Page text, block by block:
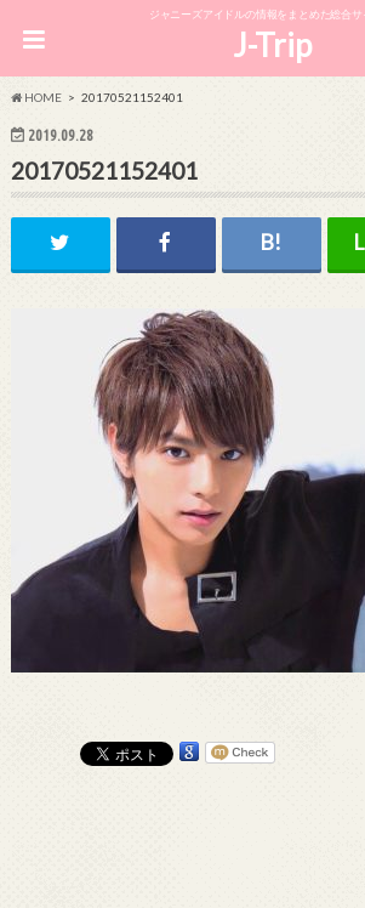
ジャニーズアイドルの情報をまとめた総合サ
J-Trip
HOME 20170521152401
2019.09.28
20170521152401